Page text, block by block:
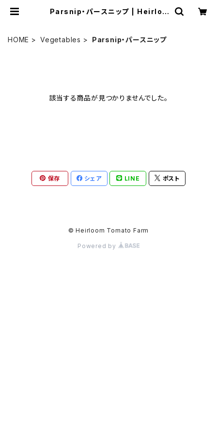
Parsnip・パースニップ | Heirloo
HOME Vegetables Parsnip・パースニップ
該当する商品が見つかりませんでした。
保存 シェア LINE ポスト
© Heirloom Tomato Farm
Powered by